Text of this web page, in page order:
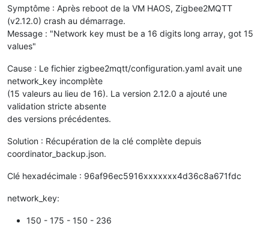
Symptôme : Après reboot de la VM HAOS, Zigbee2MQTT
(v2.12.0) crash au démarrage.
Message : "Network key must be a 16 digits long array, got 15
values"
Cause : Le fichier zigbee2mqtt/configuration.yaml avait une
network_key incomplète
(15 valeurs au lieu de 16). La version 2.12.0 a ajouté une
validation stricte absente
des versions précédentes.
Solution : Récupération de la clé complète depuis
coordinator_backup.json.
Clé hexadécimale : 96af96ec5916xxxxxxx4d36c8a671fdc
network_key:
150 - 175 - 150 - 236